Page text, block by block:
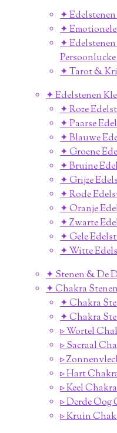
✦ Edelstenen
✦
✦
✦ Tarot &
✦ Edelstenen
✦ Roze
✦ Paarse
✦ Blauwe
✦ Groene
✦ Bruine
✦ Grijze
✦ Rode
✦ Oranje
✦ Zwarte
✦ Gele
✦ Witte
✦ Stenen & De
✦ Chakra
✦ Chakra
✦ Chakra
▹ Wortel
▹ Sacraal
▹
▹ Hart
▹ Keel Chakra
▹ Derde Oog
▹ Kruin